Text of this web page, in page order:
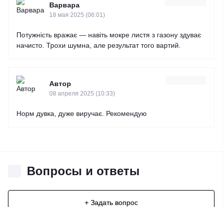
Варвара
18 мая 2025 (06:01)
Потужність вражає — навіть мокре листя з газону здуває
начисто. Трохи шумна, але результат того вартий.
Автор
08 апреля 2025 (10:33)
Норм дувка, дуже виручає. Рекомендую
Вопросы и ответы
+ Задать вопрос